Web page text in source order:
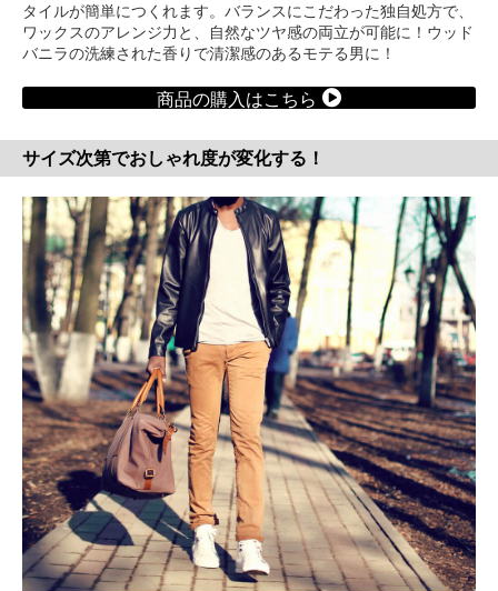
タイルが簡単につくれます。バランスにこだわった独自処方で、
ワックスのアレンジ力と、自然なツヤ感の両立が可能に！ウッド
バニラの洗練された香りで清潔感のあるモテる男に！
商品の購入はこちら
サイズ次第でおしゃれ度が変化する！